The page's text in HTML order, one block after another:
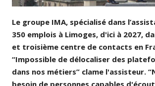
Le groupe IMA, spécialisé dans
350 emplois à Limoges, d'ici à 2027,
et troisième centre de contacts en
“Impossible de délocaliser des
dans nos métiers” clame l'assisteur.
besoin de personnes capables